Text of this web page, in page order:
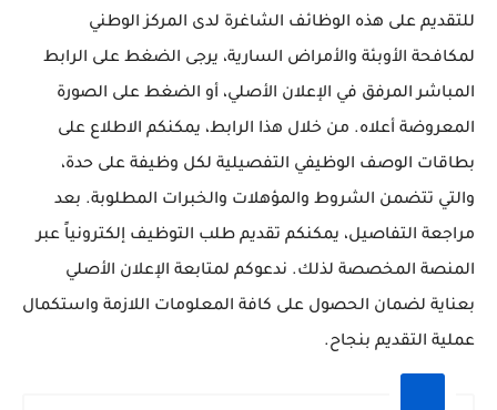
للتقديم على هذه الوظائف الشاغرة لدى المركز الوطني
لمكافحة الأوبئة والأمراض السارية، يرجى الضغط على الرابط
المباشر المرفق في الإعلان الأصلي، أو الضغط على الصورة
المعروضة أعلاه. من خلال هذا الرابط، يمكنكم الاطلاع على
بطاقات الوصف الوظيفي التفصيلية لكل وظيفة على حدة،
والتي تتضمن الشروط والمؤهلات والخبرات المطلوبة. بعد
مراجعة التفاصيل، يمكنكم تقديم طلب التوظيف إلكترونياً عبر
المنصة المخصصة لذلك. ندعوكم لمتابعة الإعلان الأصلي
بعناية لضمان الحصول على كافة المعلومات اللازمة واستكمال
عملية التقديم بنجاح.